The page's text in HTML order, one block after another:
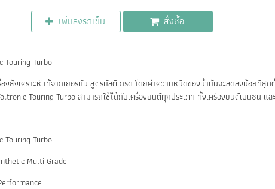
เพิ่มลงรถเข็น สั่งซื้อ
Touring Turbo
องสังเคราะห์แท้จากเยอรมัน สูตรมัลติเกรด โดยค่าความหนืดของน้ำมันจะลดลงน้อย
Touring Turbo สามารถใช้ได้กับเครื่องยนต์ทุกประเภท ทั้งเครื่องยนต์เบนซิน แ
Touring Turbo
Multi Grade